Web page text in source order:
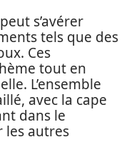
s’avérer
tels que des
Ces
tout en
L’ensemble
avec la cape
dans le
les autres